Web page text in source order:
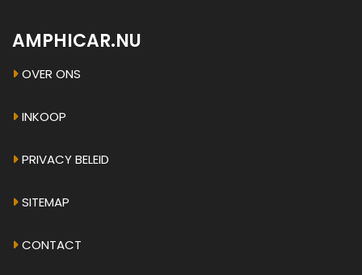
AMPHICAR.NU
OVER ONS
INKOOP
PRIVACY BELEID
SITEMAP
CONTACT